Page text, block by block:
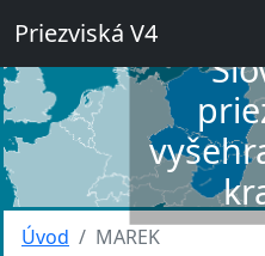
Priezviská V4
Úvod MAREK